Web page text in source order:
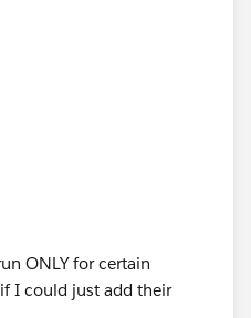
,
ONLY for certain
I could just add their